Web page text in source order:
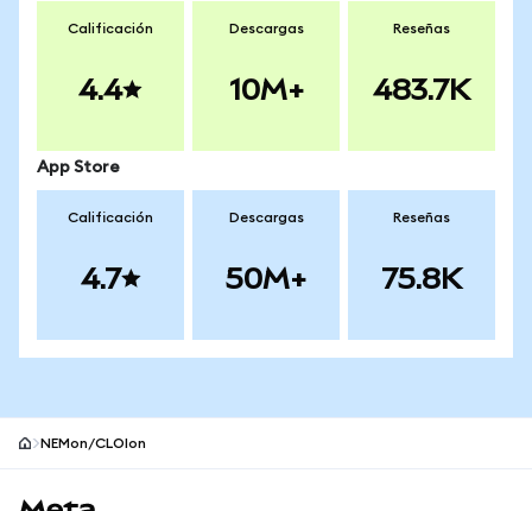
Calificación
4.4
Descargas
10M+
Reseñas
483.7K
App Store
Calificación
4.7
Descargas
50M+
Reseñas
75.8K
NEMon/CLOIon